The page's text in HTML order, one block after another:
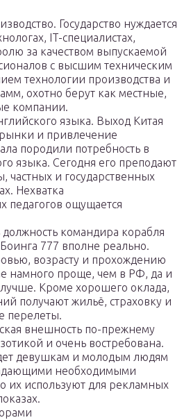
Государство нуждается
IT-специалистах,
за качеством выпускаемой
с высшим техническим
технологии производства и
охотно берут как местные,
компании.
языка. Выход Китая
и привлечение
породили потребность в
языка. Сегодня его преподают
частных и государственных
Нехватка
педагогов ощущается
командира корабля
777 вполне реально.
возрасту и прохождению
намного проще, чем в РФ, да и
Кроме хорошего оклада,
получают жильё, страховку и
перелеты.
внешность по-прежнему
и очень востребована.
девушкам и молодым людям
необходимыми
их используют для рекламных